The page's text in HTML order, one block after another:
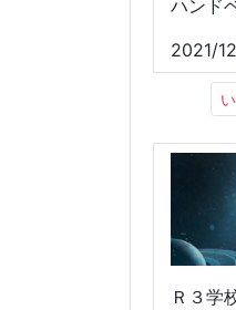
ハンド
2021/
Ｒ３学